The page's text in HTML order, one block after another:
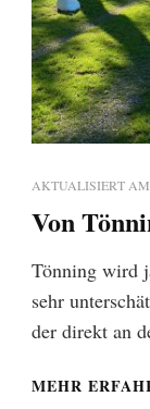
AKTUALISIERT AM
Von
Tönning wird
sehr
der direkt an
MEHR